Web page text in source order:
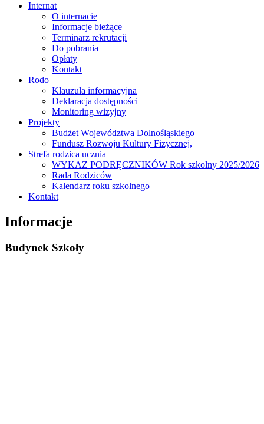
Internat
O internacie
Informacje bieżące
Terminarz rekrutacji
Do pobrania
Opłaty
Kontakt
Rodo
Klauzula informacyjna
Deklaracja dostępności
Monitoring wizyjny
Projekty
Budżet Województwa Dolnośląskiego
Fundusz Rozwoju Kultury Fizycznej,
Strefa rodzica ucznia
WYKAZ PODRĘCZNIKÓW Rok szkolny 2025/2026
Rada Rodziców
Kalendarz roku szkolnego
Kontakt
Informacje
Budynek Szkoły